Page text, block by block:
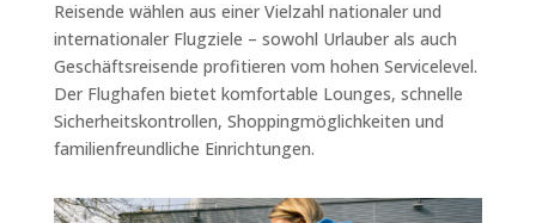
Reisende wählen aus einer Vielzahl nationaler und
internationaler Flugziele – sowohl Urlauber als auch
Geschäftsreisende profitieren vom hohen Servicelevel.
Der Flughafen bietet komfortable Lounges, schnelle
Sicherheitskontrollen, Shoppingmöglichkeiten und
familienfreundliche Einrichtungen.